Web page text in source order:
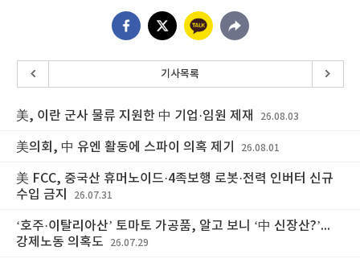
기사목록
美, 이란 군사 물류 지원한 中 기업·임원 제재 26.08.03
美의회, 中 유엔 활동에 스파이 의혹 제기 26.08.01
美 FCC, 중국산 휴머노이드·4족보행 로봇·전력 인버터 신규
수입 금지
26.07.31
‘호주·이탈리아산’ 토마토 가공품, 알고 보니 ‘中 신장산?’...
강제노동 의혹도
26.07.29